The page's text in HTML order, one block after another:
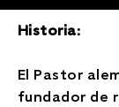
Historia:
El Pastor
fundador de